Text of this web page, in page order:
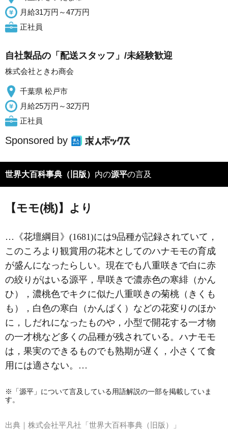
月給31万円～47万円
正社員
自社製品の「配送スタッフ」/未経験歓迎
株式会社ときわ商会
千葉県 松戸市
月給25万円～32万円
正社員
Sponsored by
世界大百科事典（旧版） 内の源平の言及
【モモ(桃)】より
…《花壇綱目》(1681)には9品種が記録されていて，
このころより観賞用の花木としてのハナモモの育成
が盛んになったらしい。現在でも八重咲きで白に赤
の絞りがはいる源平，早咲きで濃赤色の寒緋（かん
ひ），濃桃色でキクに似た八重咲きの菊桃（きくも
も），白色の寒白（かんぱく）などの花変りのほか
に，しだれになったものや，小型で開花する一才物
の一才桃など多くの品種が残されている。ハナモモ
は，果実のできるものでも熟期が遅く，小さくて食
用には適さない。…
※「源平」について言及している用語解説の一部を掲載していま
す。
出典｜ 株式会社平凡社「世界大百科事典（旧版）」